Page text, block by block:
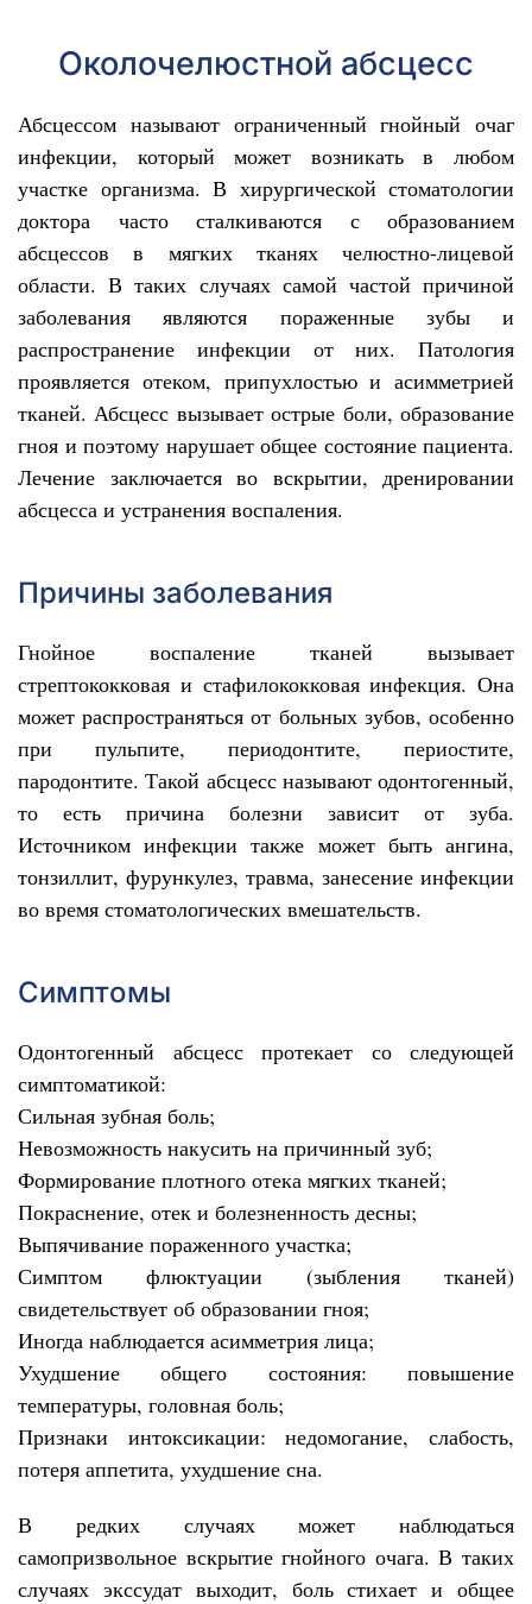
Околочелюстной абсцесс
Абсцессом называют ограниченный гнойный очаг
инфекции, который может возникать в любом
участке организма. В хирургической стоматологии
доктора часто сталкиваются с образованием
абсцессов в мягких тканях челюстно-лицевой
области. В таких случаях самой частой причиной
заболевания являются пораженные зубы и
распространение инфекции от них. Патология
проявляется отеком, припухлостью и асимметрией
тканей. Абсцесс вызывает острые боли, образование
гноя и поэтому нарушает общее состояние пациента.
Лечение заключается во вскрытии, дренировании
абсцесса и устранения воспаления.
Причины заболевания
Гнойное воспаление тканей вызывает
стрептококковая и стафилококковая инфекция. Она
может распространяться от больных зубов, особенно
при пульпите, периодонтите, периостите,
пародонтите. Такой абсцесс называют одонтогенный,
то есть причина болезни зависит от зуба.
Источником инфекции также может быть ангина,
тонзиллит, фурункулез, травма, занесение инфекции
во время стоматологических вмешательств.
Симптомы
Одонтогенный абсцесс протекает со следующей
симптоматикой:
Сильная зубная боль;
Невозможность накусить на причинный зуб;
Формирование плотного отека мягких тканей;
Покраснение, отек и болезненность десны;
Выпячивание пораженного участка;
Симптом флюктуации (зыбления тканей)
свидетельствует об образовании гноя;
Иногда наблюдается асимметрия лица;
Ухудшение общего состояния: повышение
температуры, головная боль;
Признаки интоксикации: недомогание, слабость,
потеря аппетита, ухудшение сна.
В редких случаях может наблюдаться
самопризвольное вскрытие гнойного очага. В таких
случаях экссудат выходит, боль стихает и общее